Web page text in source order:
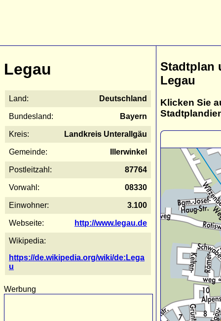
Legau
Land: Deutschland
Bundesland: Bayern
Kreis: Landkreis Unterallgäu
Gemeinde: Illerwinkel
Postleitzahl: 87764
Vorwahl: 08330
Einwohner: 3.100
Webseite: http://www.legau.de
Wikipedia:
https://de.wikipedia.org/wiki/de:Lega
u
Werbung
Stadtplan
Legau
Klicken Sie